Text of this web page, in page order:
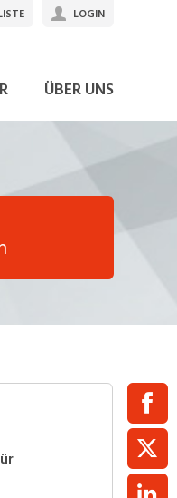
ÜBER UNS
LOGIN